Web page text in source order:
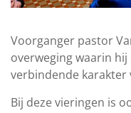
Voorganger pastor
overweging waarin
verbindende karakter
Bij deze vieringen is